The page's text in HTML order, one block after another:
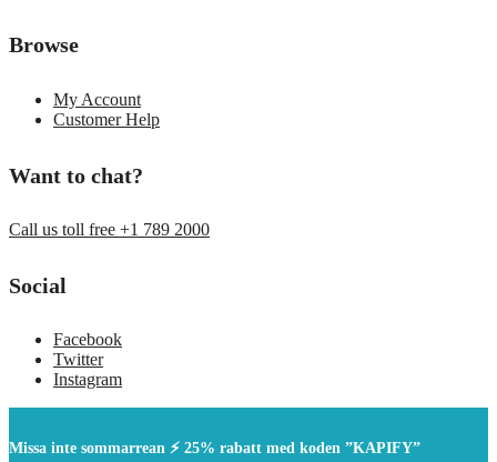
Browse
My Account
Customer Help
Want to chat?
Call us toll free +1 789 2000
Social
Facebook
Twitter
Instagram
Missa inte sommarrean ⚡ 25% rabatt med koden ”KAPIFY”